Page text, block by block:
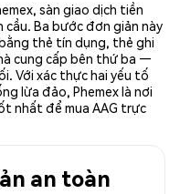
sàn giao dịch tiền
Ba bước đơn giản này
thẻ tín dụng, thẻ ghi
cung cấp bên thứ ba —
Với xác thực hai yếu tố
lừa đảo, Phemex là nơi
nhất để mua AAG trực
an toàn